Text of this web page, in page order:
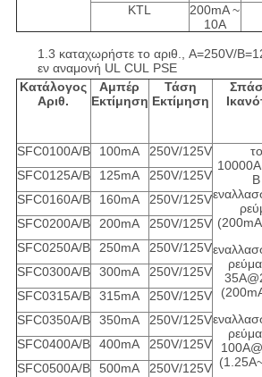
KTL
200mA ~
10A
1.3 καταχωρήστε το αριθ., A=250V/
εν αναμονή UL CUL PSE
Κατάλογος
Αριθ.
Αμπέρ
Εκτίμηση
Τάση
Εκτίμηση
SFC0100A/B 100mA 250V/125V
το
Β
SFC0125A/B
125mA 250V/125V
SFC0160A/B
160mA 250V/125V
SFC0200A/B
200mA 250V/125V
SFC0250A/B
250mA 250V/125V
SFC0300A/B
300mA 250V/125V
SFC0315A/B
315mA 250V/125V
SFC0350A/B
350mA 250V/125V
SFC0400A/B
400mA 250V/125V
SFC0500A/B
500mA 250V/125V